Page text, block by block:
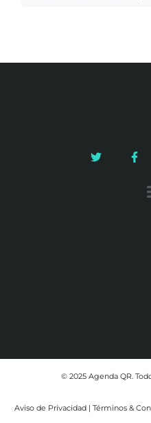
© 2025 Agenda QR.
Aviso de Privacidad | Términos &